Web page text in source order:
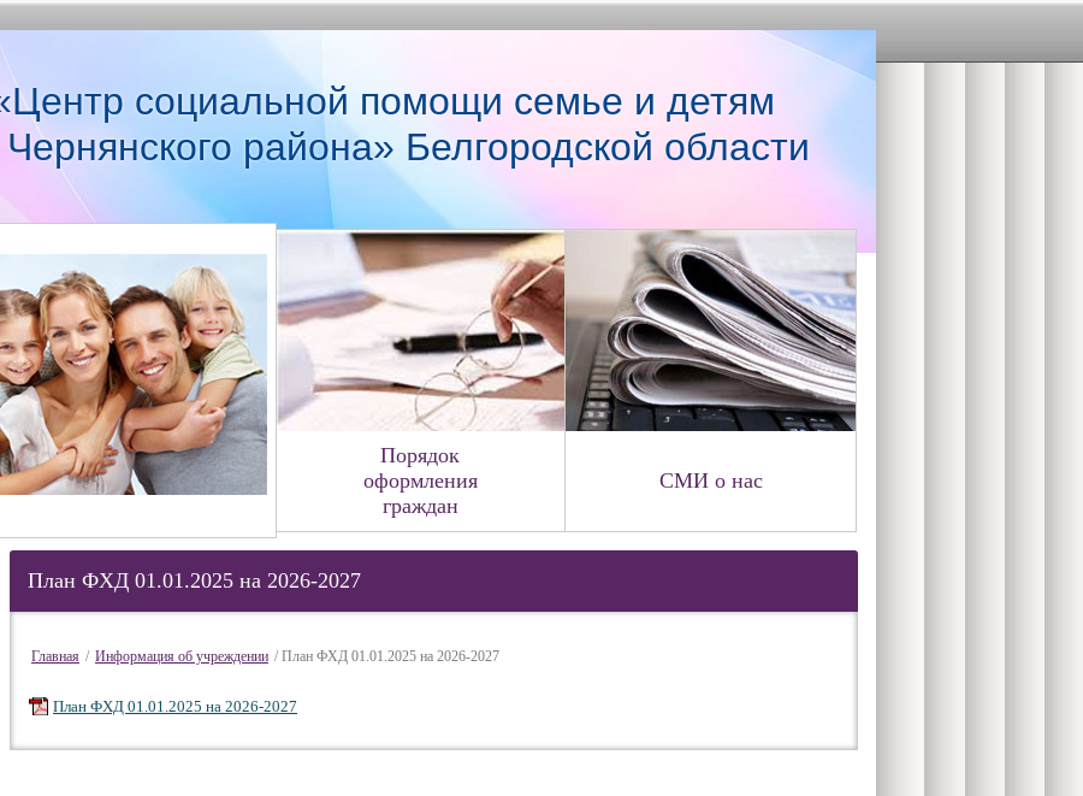
социальной помощи семье и детям
района» Белгородской области
Порядок
оформления
граждан
СМИ о нас
План ФХД 01.01.2025 на 2026-2027
Главная / Информация об учреждении / План ФХД 01.01.2025 на 2026-2027
План ФХД 01.01.2025 на 2026-2027